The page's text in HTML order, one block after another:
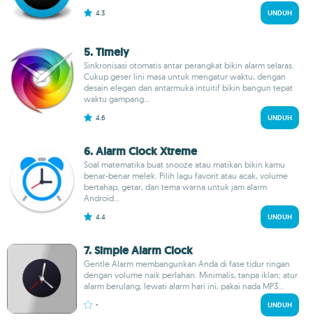
4.3 UNDUH
5. Timely
Sinkronisasi otomatis antar perangkat bikin alarm selaras.
Cukup geser lini masa untuk mengatur waktu, dengan
desain elegan dan antarmuka intuitif bikin bangun tepat
waktu gampang...
4.6 UNDUH
6. Alarm Clock Xtreme
Soal matematika buat snooze atau matikan bikin kamu
benar-benar melek. Pilih lagu favorit atau acak, volume
bertahap, getar, dan tema warna untuk jam alarm
Android...
4.4 UNDUH
7. Simple Alarm Clock
Gentle Alarm membangunkan Anda di fase tidur ringan
dengan volume naik perlahan. Minimalis, tanpa iklan; atur
alarm berulang, lewati alarm hari ini, pakai nada MP3...
- UNDUH